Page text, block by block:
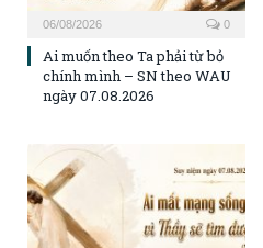
06/08/2026 0
Ai muốn theo Ta phải từ bỏ
chính mình – SN theo WAU
ngày 07.08.2026